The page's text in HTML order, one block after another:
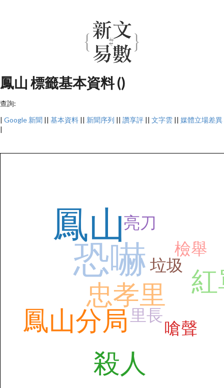
鳳山 標籤基本資料 ()
查詢:
| Google 新聞 || 基本資料 || 新聞序列 || 讚享評 || 文字雲 || 媒體立場差異
|
鳳山
恐嚇
鳳山分局
忠孝里
殺人
紅
嗆聲
檢舉
亮刀
里長
垃圾